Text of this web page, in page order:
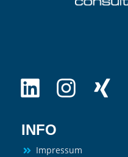
INFO
Impressum